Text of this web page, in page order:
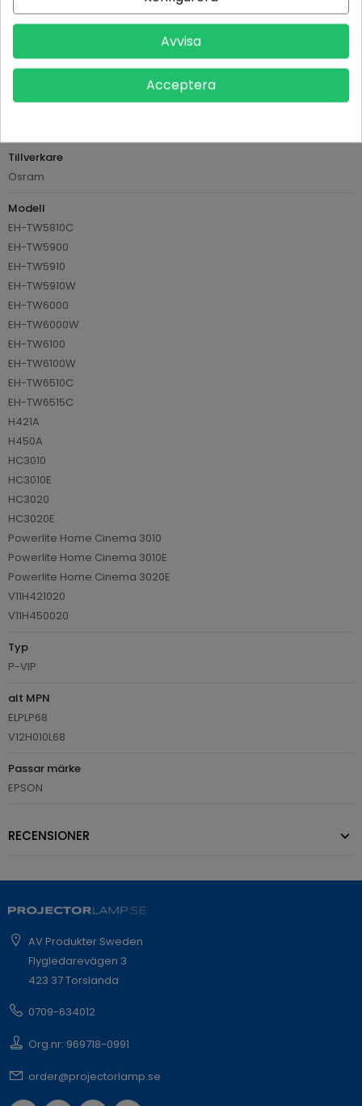
PRODUKTDETALJER
TillverkareOsram
Referens
Tillverkare
Osram
Modell
EH-TW5810C
EH-TW5900
EH-TW5910
EH-TW5910W
EH-TW6000
EH-TW6000W
EH-TW6100
EH-TW6100W
EH-TW6510C
EH-TW6515C
H421A
H450A
HC3010
HC3010E
HC3020
HC3020E
Powerlite Home Cinema 3010
Powerlite Home Cinema 3010E
Powerlite Home Cinema 3020E
V11H421020
V11H450020
Typ
P-VIP
alt MPN
ELPLP68
V12H010L68
Passar märke
EPSON
RECENSIONER
AV Produkter Sweden
Flygledarevägen 3
423 37 Torslanda
0709-634012
Org.nr: 969718-0991
order@projectorlamp.se
Avvisa
Acceptera